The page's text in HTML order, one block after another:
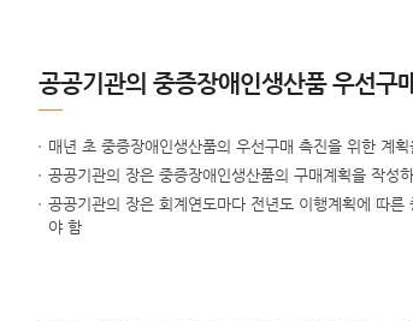
공공기관의 중증장애인생산품 우선구
매년 초 중증장애인생산품의 우선구매 촉진을 위한 계
공공기관의 장은 중증장애인생산품의 구매계획을 작
공공기관의 장은 회계연도마다 전년도 이행계획에 따
야 함